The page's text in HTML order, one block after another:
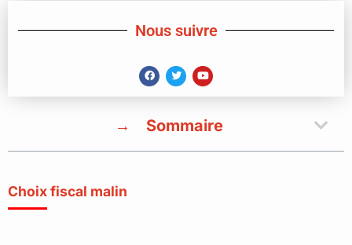
Nous suivre
Sommaire
Choix fiscal malin